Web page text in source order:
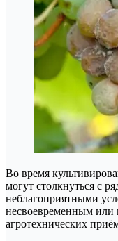
Во время
могут столкнуться с
неблагоприятными
несвоевременным или
агротехнических